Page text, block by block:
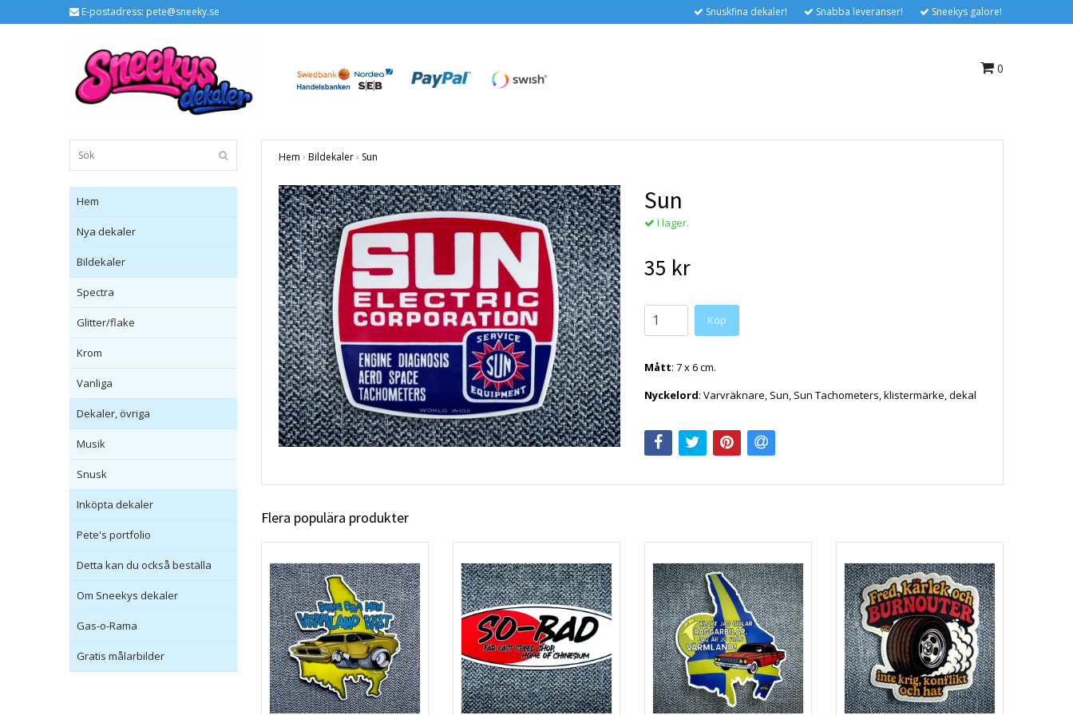
E-postadress: pete@sneeky.se Snuskfina dekaler! Snabba leveranser! Sneekys galore!
0
Hem
Nya dekaler
Bildekaler
Spectra
Glitter/flake
Krom
Vanliga
Dekaler, övriga
Musik
Snusk
Inköpta dekaler
Pete's portfolio
Detta kan du också beställa
Om Sneekys dekaler
Gas-o-Rama
Gratis målarbilder
Hem › Bildekaler› Sun
Sun
I lager.
35 kr
Köp
Mått: 7 x 6 cm.
Nyckelord: Varvräknare, Sun, Sun Tachometers, klistermärke, dekal
Flera populära produkter